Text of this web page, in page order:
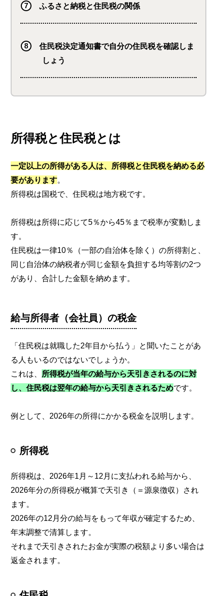
ふるさと納税と住民税の関係
住民税決定通知書で自分の住民税を確認しま
しょう
所得税と住民税とは
一定以上の所得がある人は、所得税と住民税を納める必
要があります
所得税は国税で、住民税は地方税です。
所得税は所得に応じて5％から45％まで税率が変動しま
す。
住民税は一律10％（一部の自治体を除く）の所得割と、
同じ自治体の納税者が同じ金額を負担する均等割の2つ
があり、合計した金額を納めます。
給与所得者（会社員）の税金
「住民税は就職した2年目から払う」と聞いたことがあ
る人もいるのではないでしょうか。
これは、 所得税が当年の給与から天引きされるのに対
し、住民税は翌年の給与から天引きされるためです。
例として、2026年の所得にかかる税金を説明します。
所得税
所得税は、2026年1月～12月に支払われる給与から、
2026年分の所得税が概算で天引き（＝源泉徴収）され
ます。
2026年の12月分の給与をもって年収が確定するため、
年末調整で清算します。
それまで天引きされたお金が実際の税額より多い場合は
返金されます。